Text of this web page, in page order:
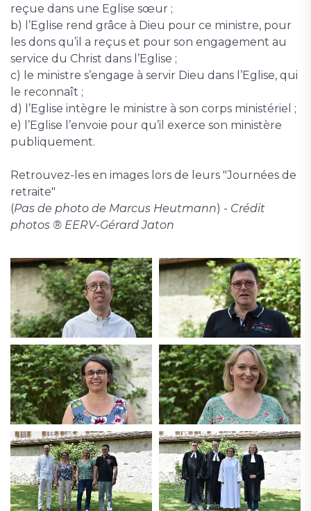
reçue dans une Eglise sœur ;
b) l’Eglise rend grâce à Dieu pour ce ministre, pour
les dons qu’il a reçus et pour son engagement au
service du Christ dans l’Eglise ;
c) le ministre s’engage à servir Dieu dans l’Eglise, qui
le reconnaît ;
d) l’Eglise intègre le ministre à son corps ministériel ;
e) l’Eglise l’envoie pour qu’il exerce son ministère
publiquement.
Retrouvez-les en images lors de leurs "Journées de
retraite"
(Pas de photo de Marcus Heutmann) - Crédit
photos ® EERV-Gérard Jaton